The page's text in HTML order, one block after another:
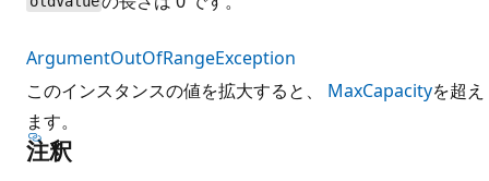
ArgumentOutOfRangeException
このインスタンスの値を拡大すると、 MaxCapacityを超え
ます。
注釈